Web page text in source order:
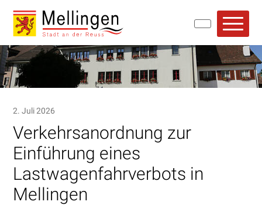
Navigieren in Mellingen
Schnellnavigation
Verkehrsanordnung zur
Einführung eines
Lastwagenfahrverbots in
Mellingen
2. Juli 2026